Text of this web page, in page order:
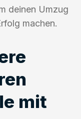
deinen Umzug
machen.
mit